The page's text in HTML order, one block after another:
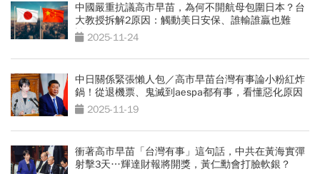
中國嚴重抗議高市早苗，為何不開航母包圍日本？台
大教授拆解2原因：觸動美日安保、誰輸誰贏也難
說！2025-11-24
中日關係緊張懶人包／高市早苗台灣有事論小粉紅炸
鍋！從退機票、鬼滅到aespa都有事，看懂惡化原因
2025-11-19
衝著高市早苗「台灣有事」這句話，中共在黃海實彈
射擊3天…輝達財報將開獎，黃仁勳會打臉軟銀？